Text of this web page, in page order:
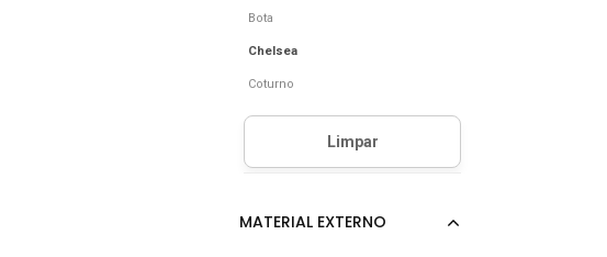
Bota
Chelsea
Coturno